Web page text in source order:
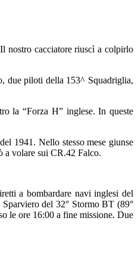
nostro cacciatore riuscì a colpirlo
due piloti della 153^ Squadriglia,
la “Forza H” inglese. In queste
1941. Nello stesso mese giunse
a volare sui CR.42 Falco.
a bombardare navi inglesi del
del 32° Stormo BT (89°
le ore 16:00 a fine missione. Due